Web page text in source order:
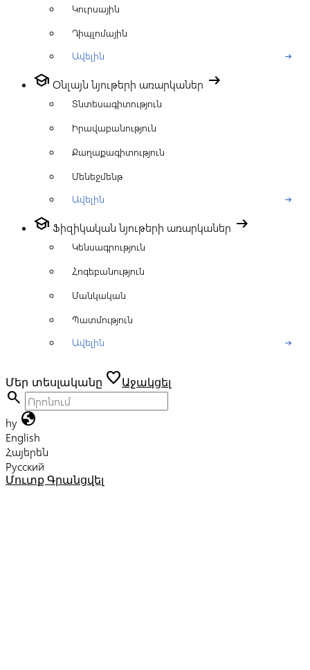
Կուրսային
Դիպլոմային
Ավելին
arrow_right_alt
school Օնլայն նյութերի առարկաներ arrow_right_alt
Տնտեսագիտություն
Իրավաբանություն
Քաղաքագիտություն
Մենեջմենթ
Ավելին
arrow_right_alt
school Ֆիզիկական նյութերի առարկաներ arrow_right_alt
Կենսագրություն
Հոգեբանություն
Մանկական
Պատմություն
Ավելին
arrow_right_alt
Մեր տեսլականը favoriteԱջակցել
search
hy globe
English
Հայերեն
Русский
Մուտք Գրանցվել